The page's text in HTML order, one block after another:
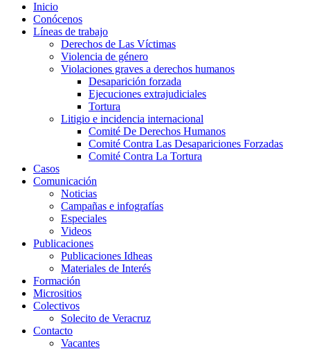
Inicio
Conócenos
Líneas de trabajo
Derechos de Las Víctimas
Violencia de género
Violaciones graves a derechos humanos
Desaparición forzada​
Ejecuciones extrajudiciales
Tortura
Litigio e incidencia internacional
Comité De Derechos Humanos​
Comité Contra Las Desapariciones Forzadas
Comité Contra La Tortura​
Casos
Comunicación
Noticias
Campañas e infografías
Especiales
Videos
Publicaciones
Publicaciones Idheas
Materiales de Interés
Formación
Micrositios
Colectivos
Solecito de Veracruz
Contacto
Vacantes